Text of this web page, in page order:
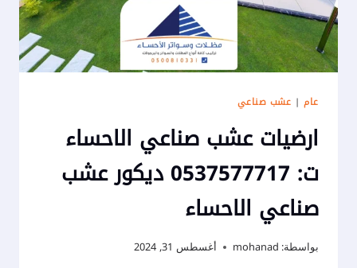
عام| عشب صناعي
ارضيات عشب صناعي الاحساء
ت: 0537577717 ديكور عشب
صناعي الاحساء
بواسطة: mohanad أغسطس 31, 2024